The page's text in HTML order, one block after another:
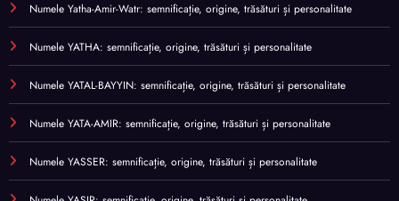
Numele Yatha-Amir-Watr: semnificație, origine, trăsături și personalitate
Numele YATHA: semnificație, origine, trăsături și personalitate
Numele YATAL-BAYYIN: semnificație, origine, trăsături și personalitate
Numele YATA-AMIR: semnificație, origine, trăsături și personalitate
Numele YASSER: semnificație, origine, trăsături și personalitate